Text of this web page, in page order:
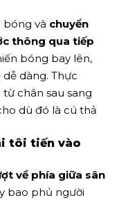
bóng và chuyển
thông qua tiếp
bóng bay lên,
dàng. Thực
chân sau sang
dù đó là cú thả
tôi tiến vào
về phía giữa sân
bao phủ người